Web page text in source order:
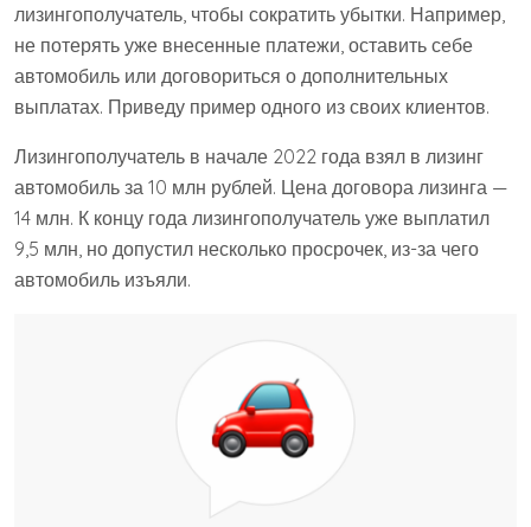
лизингополучатель, чтобы сократить убытки. Например,
не потерять уже внесенные платежи, оставить себе
автомобиль или договориться о дополнительных
выплатах. Приведу пример одного из своих клиентов.
Лизингополучатель в начале 2022 года взял в лизинг
автомобиль за 10 млн рублей. Цена договора лизинга —
14 млн. К концу года лизингополучатель уже выплатил
9,5 млн, но допустил несколько просрочек, из-за чего
автомобиль изъяли.